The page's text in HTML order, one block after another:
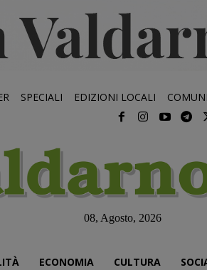
SPECIALI EDIZIONI LOCALI
08, Agosto, 2026
ECONOMIA CULTURA